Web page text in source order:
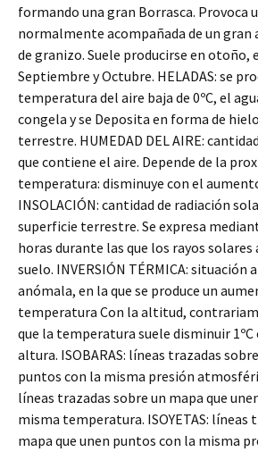
formando una gran Borrasca. Provoca
normalmente acompañada de un
de granizo. Suele producirse en otoño,
Septiembre y Octubre. HELADAS: se
temperatura del aire baja de 0ºC, el
congela y se Deposita en forma de
terrestre. HUMEDAD DEL AIRE:
que contiene el aire. Depende de la
temperatura: disminuye con el
INSOLACIÓN: cantidad de radiación
superficie terrestre. Se expresa
horas durante las que los rayos
suelo. INVERSIÓN TÉRMICA: situación
anómala, en la que se produce un
temperatura Con la altitud,
que la temperatura suele disminuir 1ºC
altura. ISOBARAS: líneas trazadas
puntos con la misma presión
líneas trazadas sobre un mapa que
misma temperatura. ISOYETAS: líneas
mapa que unen puntos con la misma